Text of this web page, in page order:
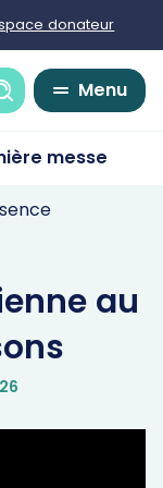
donateur
Recherche
Menu
messe
au